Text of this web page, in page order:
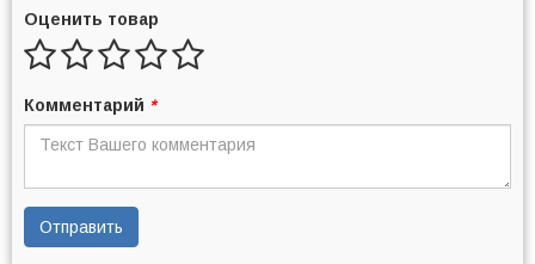
Оценить товар
Комментарий *
Отправить